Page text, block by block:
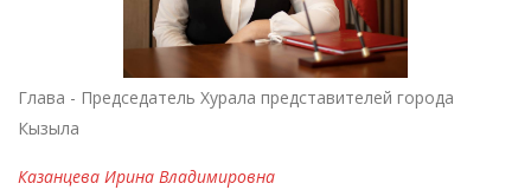
Глава - Председатель Хурала представителей города
Кызыла
Казанцева Ирина Владимировна